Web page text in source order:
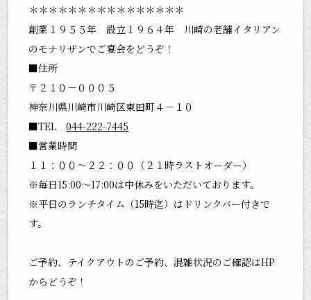
＊＊＊＊＊＊＊＊＊＊＊＊＊＊＊＊
創業１９５５年 設立１９６４年 川崎の老舗イタリアン
のモナリザンでご宴会をどうぞ！
■住所
〒２１０－０００５
神奈川県川崎市川崎区東田町４－１０
■TEL044-222-7445
■営業時間
１１：００～２２：００（２１時ラストオーダー）
※毎日15:00～17:00は中休みをいただいております。
※平日のランチタイム（15時迄）はドリンクバー付きで
す。
ご予約、テイクアウトのご予約、混雑状況のご確認はHP
からどうぞ！